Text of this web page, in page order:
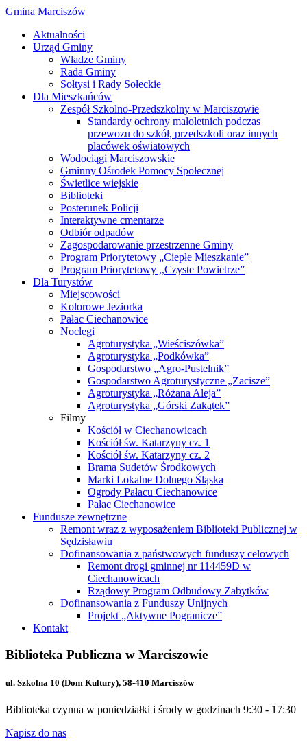
Gmina Marciszów
Aktualności
Urząd Gminy
Władze Gminy
Rada Gminy
Sołtysi i Rady Sołeckie
Dla Mieszkańców
Zespół Szkolno-Przedszkolny w Marciszowie
Standardy ochrony małoletnich podczas
przewozu do szkół, przedszkoli oraz innych
placówek oświatowych
Wodociągi Marciszowskie
Gminny Ośrodek Pomocy Społecznej
Świetlice wiejskie
Biblioteki
Posterunek Policji
Interaktywne cmentarze
Odbiór odpadów
Zagospodarowanie przestrzenne Gminy
Program Priorytetowy „Ciepłe Mieszkanie”
Program Priorytetowy ,,Czyste Powietrze”
Dla Turystów
Miejscowości
Kolorowe Jeziorka
Pałac Ciechanowice
Noclegi
Agroturystyka „Wieściszówka”
Agroturystyka „Podkówka”
Gospodarstwo „Agro-Pustelnik”
Gospodarstwo Agroturystyczne „Zacisze”
Agroturystyka „Różana Aleja”
Agroturystyka „Górski Zakątek”
Filmy
Kościół w Ciechanowicach
Kościół św. Katarzyny cz. 1
Kościół św. Katarzyny cz. 2
Brama Sudetów Środkowych
Marki Lokalne Dolnego Śląska
Ogrody Pałacu Ciechanowice
Pałac Ciechanowice
Fundusze zewnętrzne
Remont wraz z wyposażeniem Biblioteki Publicznej w
Sędzisławiu
Dofinansowania z państwowych funduszy celowych
Remont drogi gminnej nr 114459D w
Ciechanowicach
Rządowy Program Odbudowy Zabytków
Dofinansowania z Funduszy Unijnych
Projekt „Aktywne Pogranicze”
Kontakt
Biblioteka Publiczna w Marciszowie
ul. Szkolna 10 (Dom Kultury), 58-410 Marciszów
Biblioteka czynna w poniedziałki i środy w godzinach 9:30 - 17:30
Napisz do nas